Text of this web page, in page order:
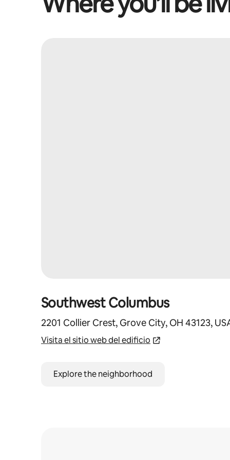
Southwest Columbus
2201 Collier Crest, Grove City, OH 43123,
Visita el sitio web del edificio
Explore the neighborhood